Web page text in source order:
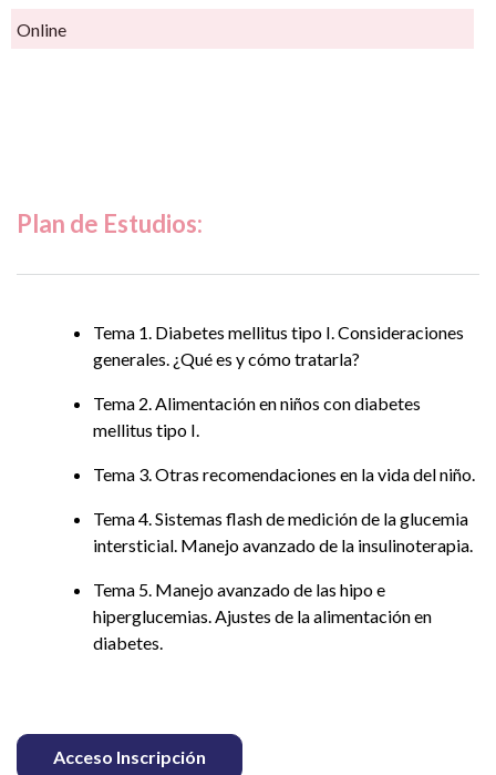
Online
Plan de Estudios:
Tema 1. Diabetes mellitus tipo I. Consideraciones
generales. ¿Qué es y cómo tratarla?
Tema 2. Alimentación en niños con diabetes
mellitus tipo I.
Tema 3. Otras recomendaciones en la vida del niño.
Tema 4. Sistemas flash de medición de la glucemia
intersticial. Manejo avanzado de la insulinoterapia.
Tema 5. Manejo avanzado de las hipo e
hiperglucemias. Ajustes de la alimentación en
diabetes.
Acceso Inscripción